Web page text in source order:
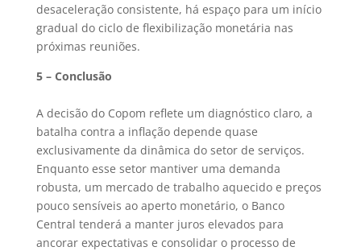
desaceleração consistente, há espaço para um início
gradual do ciclo de flexibilização monetária nas
próximas reuniões.
5 – Conclusão
A decisão do Copom reflete um diagnóstico claro, a
batalha contra a inflação depende quase
exclusivamente da dinâmica do setor de serviços.
Enquanto esse setor mantiver uma demanda
robusta, um mercado de trabalho aquecido e preços
pouco sensíveis ao aperto monetário, o Banco
Central tenderá a manter juros elevados para
ancorar expectativas e consolidar o processo de